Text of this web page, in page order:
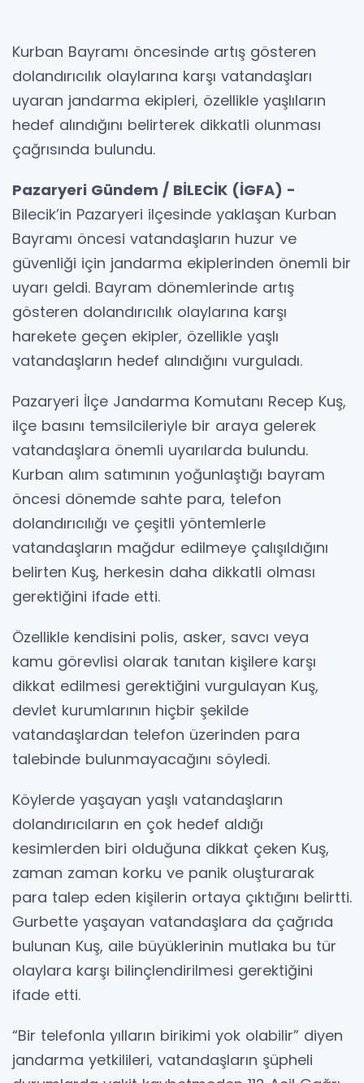
Kurban Bayramı öncesinde artış gösteren
dolandırıcılık olaylarına karşı vatandaşları
uyaran jandarma ekipleri, özellikle yaşlıların
hedef alındığını belirterek dikkatli olunması
çağrısında bulundu.
Pazaryeri Gündem / BİLECİK (İGFA) -
Bilecik’in Pazaryeri ilçesinde yaklaşan Kurban
Bayramı öncesi vatandaşların huzur ve
güvenliği için jandarma ekiplerinden önemli bir
uyarı geldi. Bayram dönemlerinde artış
gösteren dolandırıcılık olaylarına karşı
harekete geçen ekipler, özellikle yaşlı
vatandaşların hedef alındığını vurguladı.
Pazaryeri İlçe Jandarma Komutanı Recep Kuş,
ilçe basını temsilcileriyle bir araya gelerek
vatandaşlara önemli uyarılarda bulundu.
Kurban alım satımının yoğunlaştığı bayram
öncesi dönemde sahte para, telefon
dolandırıcılığı ve çeşitli yöntemlerle
vatandaşların mağdur edilmeye çalışıldığını
belirten Kuş, herkesin daha dikkatli olması
gerektiğini ifade etti.
Özellikle kendisini polis, asker, savcı veya
kamu görevlisi olarak tanıtan kişilere karşı
dikkat edilmesi gerektiğini vurgulayan Kuş,
devlet kurumlarının hiçbir şekilde
vatandaşlardan telefon üzerinden para
talebinde bulunmayacağını söyledi.
Köylerde yaşayan yaşlı vatandaşların
dolandırıcıların en çok hedef aldığı
kesimlerden biri olduğuna dikkat çeken Kuş,
zaman zaman korku ve panik oluşturarak
para talep eden kişilerin ortaya çıktığını belirtti.
Gurbette yaşayan vatandaşlara da çağrıda
bulunan Kuş, aile büyüklerinin mutlaka bu tür
olaylara karşı bilinçlendirilmesi gerektiğini
ifade etti.
“Bir telefonla yılların birikimi yok olabilir” diyen
jandarma yetkilileri, vatandaşların şüpheli